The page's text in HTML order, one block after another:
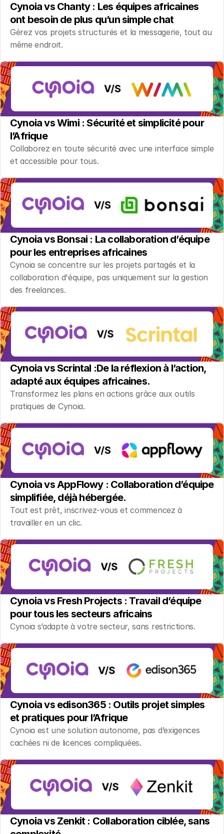
Cynoia vs Chanty : Les équipes africaines
ont besoin de plus qu’un simple chat
Gérez vos projets structurés et la messagerie, tout au
même endroit.
Cynoia vs Wimi : Sécurité et simplicité pour
l’Afrique
Collaborez en toute sécurité avec une interface simple
et accessible pour tous.
Cynoia vs Bonsai : La collaboration d’équipe
pour les entreprises africaines
Cynoia se concentre sur les projets partagés et la
collaboration d'équipe, pas uniquement sur la gestion
des freelances.
Cynoia vs Scrintal :De la réflexion à l’action,
adapté aux équipes africaines.
Transformez les plans en actions grâce aux outils
pratiques de Cynoia.
Cynoia vs AppFlowy : Collaboration d’équipe
simplifiée, déjà hébergée.
Tout est prêt, inscrivez-vous et commencez à
travailler en un clic.
Cynoia vs Fresh Projects : Travail d’équipe
pour tous les secteurs africains
Cynoia s’adapte à votre secteur, sans restrictions.
Cynoia vs edison365 : Outils projet simples
et pratiques pour l’Afrique
Cynoia est une solution autonome, pas d’exigences
cachées ni de licences compliquées.
Cynoia vs Zenkit : Collaboration ciblée, sans